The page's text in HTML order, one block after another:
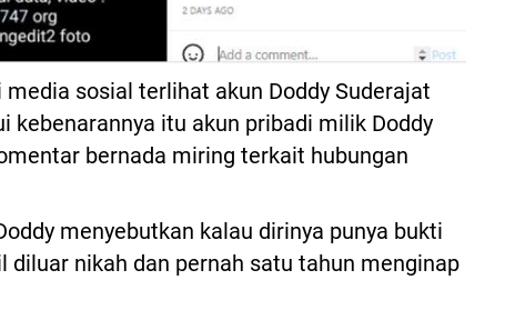
sosial terlihat akun Doddy Suderajat
kebenarannya itu akun pribadi milik Doddy
bernada miring terkait hubungan
menyebutkan kalau dirinya punya bukti
diluar nikah dan pernah satu tahun menginap